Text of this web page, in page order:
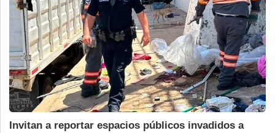
Invitan a reportar espacios públicos invadidos a